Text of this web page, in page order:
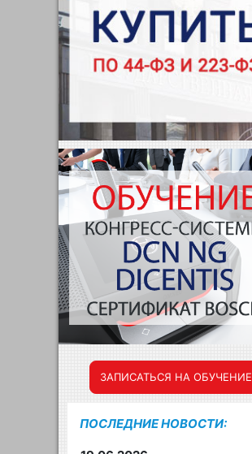
ЗАПИСАТЬСЯ НА ОБУЧЕНИЕ
ПОСЛЕДНИЕ НОВОСТИ: